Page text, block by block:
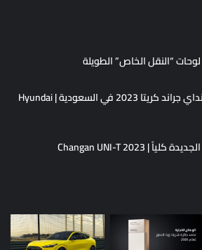
“النقل الخاص” الطويلة
مواصفات وأسعار هيونداي جراند كريتا 2023 في السعودية | Hyundai